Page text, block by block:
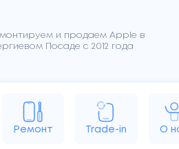
и продаем Apple в
Посаде с 2012 года
Ремонт Trade-in О
Apple Watch AirPods